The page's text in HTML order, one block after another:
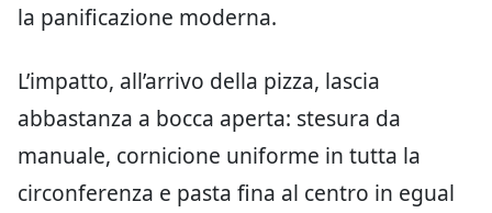
la panificazione moderna.
L’impatto, all’arrivo della pizza, lascia
abbastanza a bocca aperta: stesura da
manuale, cornicione uniforme in tutta la
circonferenza e pasta fina al centro in egual